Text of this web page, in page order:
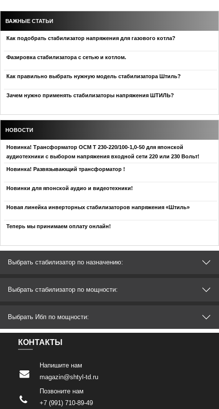
ВАЖНЫЕ СТАТЬИ
Как подобрать стабилизатор напряжения для газового котла?
Фазировка стабилизатора с сетью и котлом.
Как правильно выбрать нужную модель стабилизатора Штиль?
Зачем нужно применять стабилизаторы напряжения ШТИЛЬ?
НОВОСТИ
Новинка! Трансформатор ОСМ Т 230-220/100-1,0-50 для японской
аудиотехники с выбором напряжения входной сети 220 или 230 Вольт!
Новинка! Развязывающий трансформатор !
Новинки для японской аудио и видеотехники!
Новая линейка инверторных стабилизаторов напряжения «Штиль»
Теперь мы принимаем оплату онлайн!
Выбрать стабилизатор по назначению:
Выбрать стабилизатор по мощности:
Выбрать Ибп по мощности:
КОНТАКТЫ
Напишите нам
magazin@shtyl-td.ru
Позвоните нам
+7 (991) 710-89-49